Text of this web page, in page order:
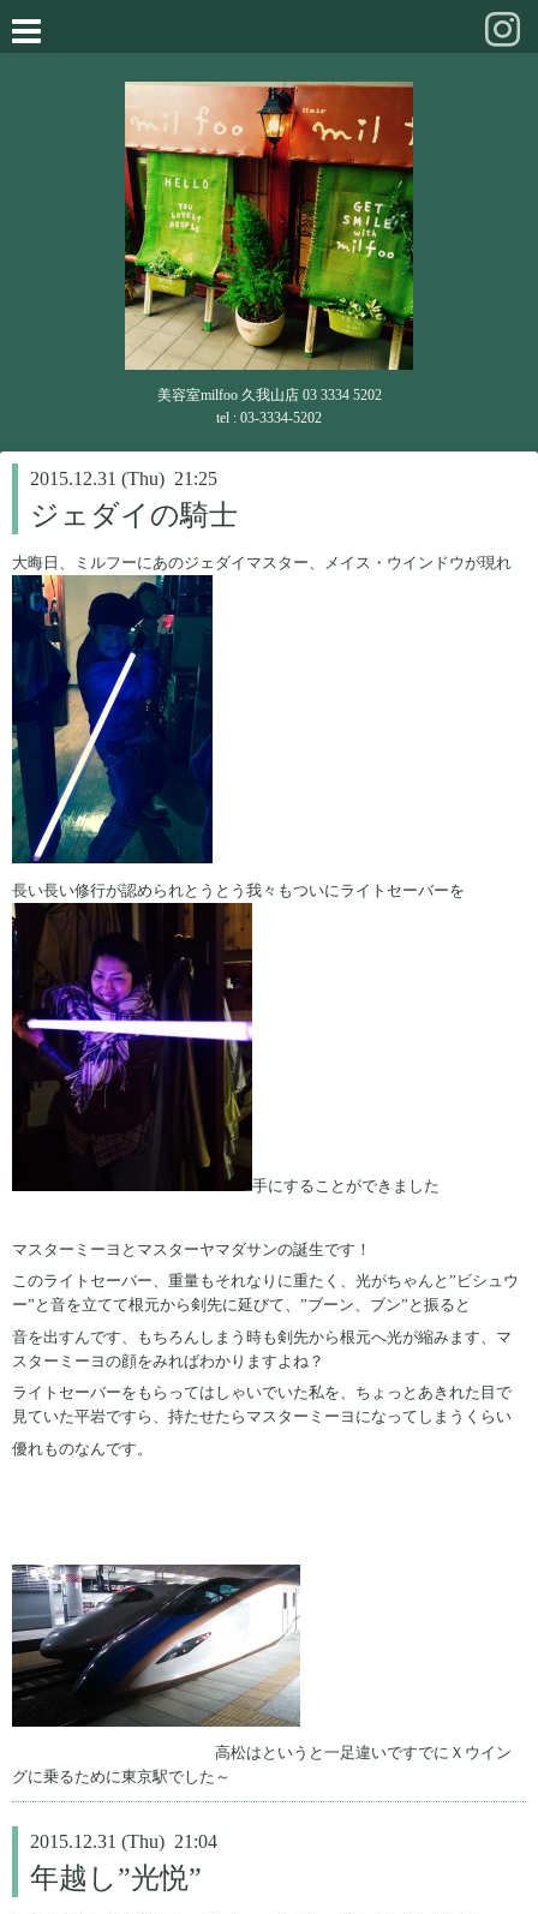
美容室milfoo 久我山店 03 3334 5202
tel : 03-3334-5202
2015.12.31 (Thu) 21:25
ジェダイの騎士
大晦日、ミルフーにあのジェダイマスター、メイス・ウインドウが現れ
長い長い修行が認められとうとう我々もついにライトセーバーを
手にすることができました
マスターミーヨとマスターヤマダサンの誕生です！
このライトセーバー、重量もそれなりに重たく、光がちゃんと”ビシュウ
ー”と音を立てて根元から剣先に延びて、”ブーン、ブン”と振ると
音を出すんです、もちろんしまう時も剣先から根元へ光が縮みます、マ
スターミーヨの顔をみればわかりますよね？
ライトセーバーをもらってはしゃいでいた私を、ちょっとあきれた目で
見ていた平岩ですら、持たせたらマスターミーヨになってしまうくらい
優れものなんです。
高松はというと一足違いですでにＸウイン
グに乗るために東京駅でした～
2015.12.31 (Thu) 21:04
年越し”光悦”